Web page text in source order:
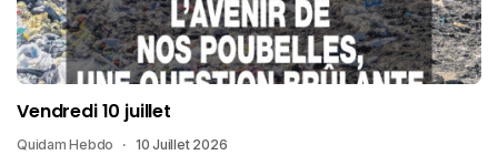
Vendredi 10 juillet
Quidam Hebdo 10 Juillet 2026